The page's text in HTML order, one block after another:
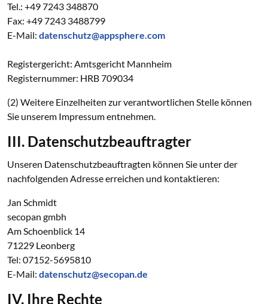
Tel.: +49 7243 348870
Fax: +49 7243 3488799
E-Mail: datenschutz@appsphere.com
Registergericht: Amtsgericht Mannheim
Registernummer: HRB 709034
(2) Weitere Einzelheiten zur verantwortlichen Stelle können
Sie unserem Impressum entnehmen.
III. Datenschutzbeauftragter
Unseren Datenschutzbeauftragten können Sie unter der
nachfolgenden Adresse erreichen und kontaktieren:
Jan Schmidt
secopan gmbh
Am Schoenblick 14
71229 Leonberg
Tel: 07152-5695810
E-Mail: datenschutz@secopan.de
IV. Ihre Rechte